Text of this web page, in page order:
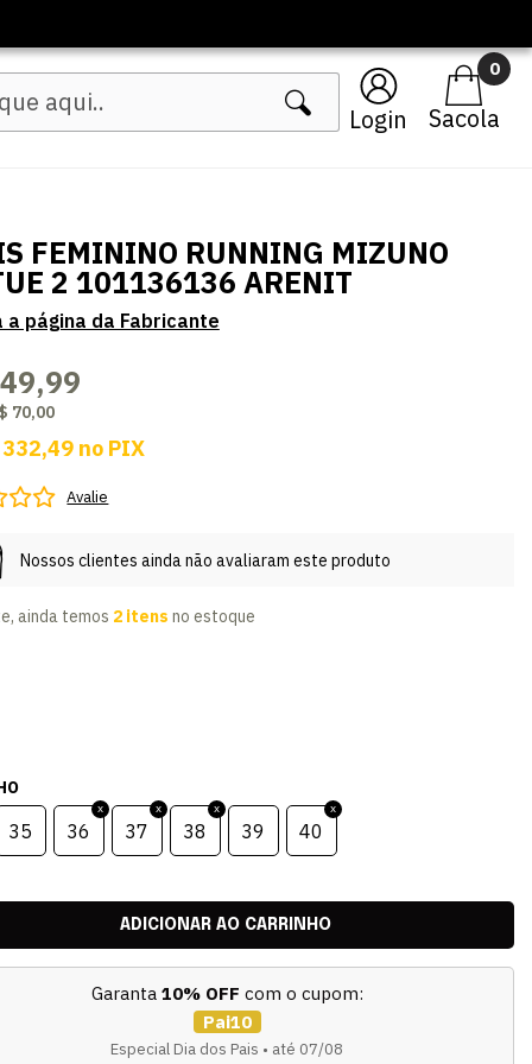
Login
0
FEMININO RUNNING MIZUNO
2 101136136 ARENIT
70,00
332,49 no PIX
Avalie
Nossos clientes ainda não avaliaram este produto
ainda temos 2 itens no estoque
35 36 37 38 39 40
Garanta 10% OFF com o cupom:
Pai10
Especial Dia dos Pais • até 07/08